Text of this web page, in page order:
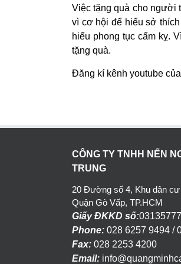
Việc tặng quà cho người
vì cơ hội để hiểu sở
hiểu phong tục cấm kỵ.
tặng quà.
Đăng kí kênh youtube của
CÔNG TY TNHH NẾN
TRUNG
20 Đường số 4, Khu dân
Quận Gò Vấp, TP.HCM
Giấy ĐKKD số:
Phone: 028 6257 9494 /
Fax: 028 2253 4200
Email: